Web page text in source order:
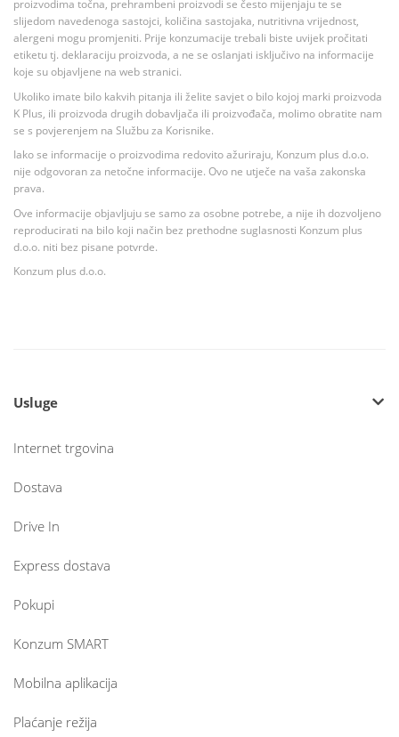
proizvodima točna, prehrambeni proizvodi se često mijenjaju te se
slijedom navedenoga sastojci, količina sastojaka, nutritivna vrijednost,
alergeni mogu promjeniti. Prije konzumacije trebali biste uvijek pročitati
etiketu tj. deklaraciju proizvoda, a ne se oslanjati isključivo na informacije
koje su objavljene na web stranici.
Ukoliko imate bilo kakvih pitanja ili želite savjet o bilo kojoj marki proizvoda
K Plus, ili proizvoda drugih dobavljača ili proizvođača, molimo obratite nam
se s povjerenjem na Službu za Korisnike.
Iako se informacije o proizvodima redovito ažuriraju, Konzum plus d.o.o.
nije odgovoran za netočne informacije. Ovo ne utječe na vaša zakonska
prava.
Ove informacije objavljuju se samo za osobne potrebe, a nije ih dozvoljeno
reproducirati na bilo koji način bez prethodne suglasnosti Konzum plus
d.o.o. niti bez pisane potvrde.
Konzum plus d.o.o.
Usluge
Internet trgovina
Dostava
Drive In
Express dostava
Pokupi
Konzum SMART
Mobilna aplikacija
Plaćanje režija